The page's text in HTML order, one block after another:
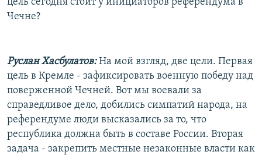
Чечне?
Руслан Хасбулатов:На мой взгляд, две цели. Первая
цель в Кремле - зафиксировать военную победу над
поверженной Чечней. Вот мы воевали за
справедливое дело, добились симпатий народа, на
референдуме люди высказались за то, что
республика должна быть в составе России. Вторая
задача - закрепить местные незаконные власти как